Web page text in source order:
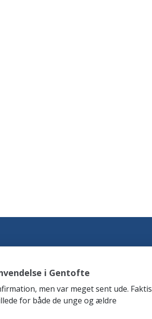
i Gentofte
men var meget sent ude.
for både de unge og ældre